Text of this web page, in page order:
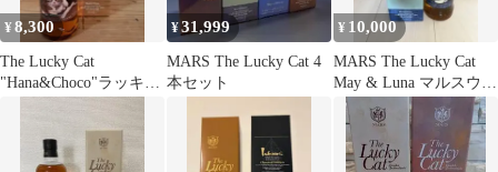
¥8,300
The Lucky Cat
"Hana&Choco"ラッキー
¥31,999
MARS The Lucky Cat 4
本セット
¥ 10,000
MARS The Lucky Cat
May & Luna マルスウイ
スキー